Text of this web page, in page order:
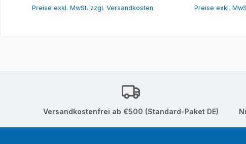
Preise exkl. MwSt. zzgl. Versandkosten
Preise exkl.
Versandkostenfrei ab €500 (Standard-Paket DE)